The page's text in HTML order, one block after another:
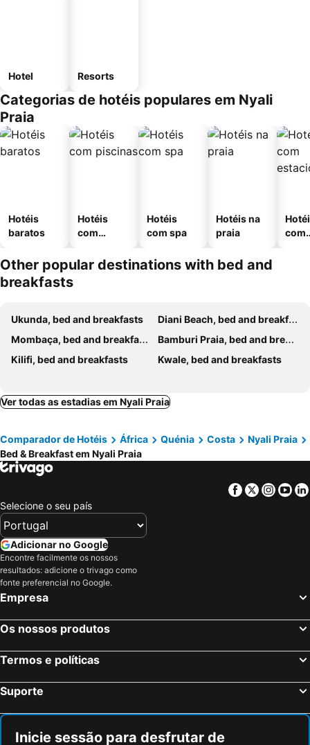
Hotel Resorts
Categorias de hotéis populares em Nyali
Praia
Hotéis
baratos
Hotéis
com
Hotéis
com spa
Hotéis na
praia
com
Other popular destinations with bed and
breakfasts
Ukunda, bed and breakfasts
Diani Beach, bed and breakfasts
Mombaça, bed and breakfasts
Bamburi Praia, bed and breakfasts
Kilifi, bed and breakfasts
Kwale, bed and breakfasts
Ver todas as estadias em Nyali Praia
Comparador de Hotéis África Quénia Costa
Nyali Praia
Bed & Breakfast em Nyali Praia
Facebook
Twitter
Selecione o seu país
Adicionar no Google
Encontre facilmente os nossos
resultados: adicione o trivago como
fonte preferencial no Google.
Empresa
Os nossos produtos
Termos e políticas
Suporte
Inicie sessão para desfrutar de